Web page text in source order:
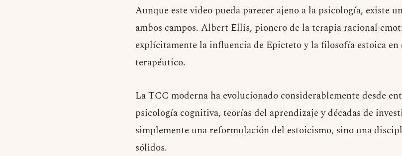
Aunque este video pueda parecer ajeno a la psicología, existe
ambos campos. Albert Ellis, pionero de la terapia racional
explícitamente la influencia de Epicteto y la filosofía estoica
terapéutico.
La TCC moderna ha evolucionado considerablemente desde
psicología cognitiva, teorías del aprendizaje y décadas de
simplemente una reformulación del estoicismo, sino una
sólidos.